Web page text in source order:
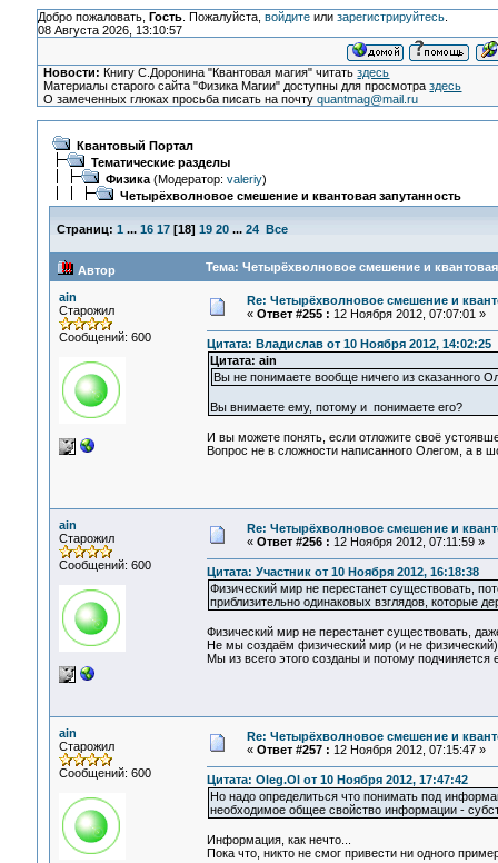
Добро пожаловать, Гость. Пожалуйста, войдитеили зарегистрируйтесь.
08 Августа 2026, 13:10:57
Новости: Книгу С.Доронина "Квантовая магия" читатьздесь
Материалы старого сайта "Физика Магии" доступны для просмотраздесь
О замеченных глюках просьба писать на почтуquantmag@mail.ru
Квантовый Портал
Тематические разделы
Физика(Модератор: valeriy)
Четырёхволновое смешение и квантовая запутанность
Страниц: 1 ... 16 17[18] 19 20 ... 24 Все
Автор Тема: Четырёхволновое смешение и
ain
Старожил
Сообщений: 600
Re: Четырёхволновое смешение и
« Ответ #255 : 12 Ноября 2012, 07:07:01 »
Цитата: Владислав от 10 Ноября 2012, 14:02:25
Цитата: ain
Вы не понимаете вообще ничего из сказанного
Вы внимаете ему, потому и понимаете его?
И вы можете понять, если отложите своё
Вопрос не в сложности написанного Олегом, а в
ain
Старожил
Сообщений: 600
Re: Четырёхволновое смешение и
« Ответ #256 : 12 Ноября 2012, 07:11:59 »
Цитата: Участник от 10 Ноября 2012, 16:18:38
Физический мир не перестанет существовать,
приблизительно одинаковых взглядов, которые
Физический мир не перестанет существовать,
Не мы создаём физический мир (и не
Мы из всего этого созданы и потому подчиняется
ain
Старожил
Сообщений: 600
Re: Четырёхволновое смешение и
« Ответ #257 : 12 Ноября 2012, 07:15:47 »
Цитата: Oleg.Ol от 10 Ноября 2012, 17:47:42
Но надо определиться что понимать под
необходимое общее свойство информации -
Информация, как нечто...
Пока что, никто не смог привести ни одного